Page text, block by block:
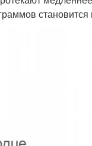
становится